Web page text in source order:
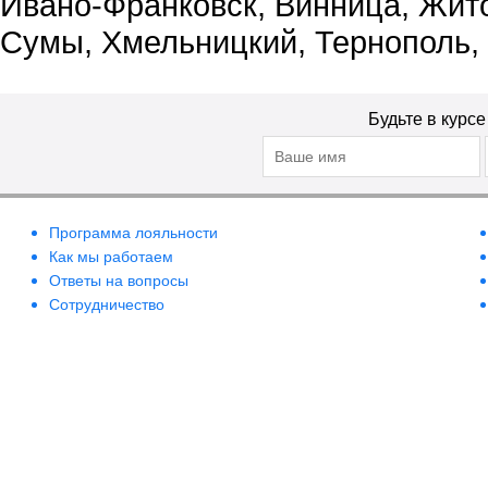
Сумы, Хмельницкий, Тернополь,
Будьте в
Программа лояльности
Как мы работаем
Ответы на вопросы
Сотрудничество